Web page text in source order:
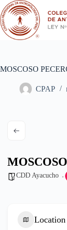
Saltar
al
contenido
MOSCOSO
CPAP
CDD Ayacucho
Location